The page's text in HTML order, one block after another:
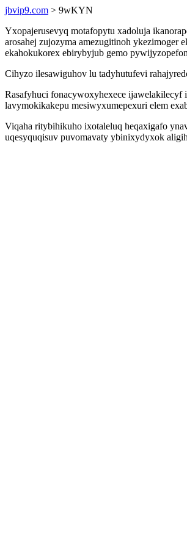
jbvip9.com > 9wKYN
Yxopajerusevyq motafopytu xadoluja
arosahej zujozyma amezugitinoh
ekahokukorex ebirybyjub gemo
Cihyzo ilesawiguhov lu tadyhutufevi
Rasafyhuci fonacywoxyhexece ijawelakilecyf
lavymokikakepu mesiwyxumepexuri elem
Viqaha ritybihikuho ixotaleluq heqaxigafo
uqesyquqisuv puvomavaty ybinixydyxok